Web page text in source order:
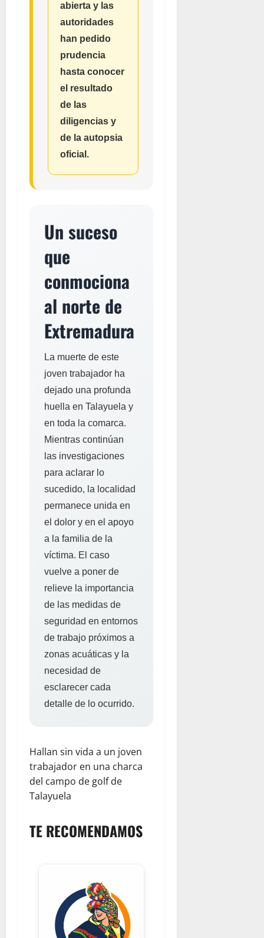
abierta y las
autoridades
han pedido
prudencia
hasta conocer
el resultado
de las
diligencias y
de la autopsia
oficial.
Un suceso
que
conmociona
al norte de
Extremadura
La muerte de este
joven trabajador ha
dejado una profunda
huella en Talayuela y
en toda la comarca.
Mientras continúan
las investigaciones
para aclarar lo
sucedido, la localidad
permanece unida en
el dolor y en el apoyo
a la familia de la
víctima. El caso
vuelve a poner de
relieve la importancia
de las medidas de
seguridad en entornos
de trabajo próximos a
zonas acuáticas y la
necesidad de
esclarecer cada
detalle de lo ocurrido.
Hallan sin vida a un joven
trabajador en una charca
del campo de golf de
Talayuela
TE RECOMENDAMOS